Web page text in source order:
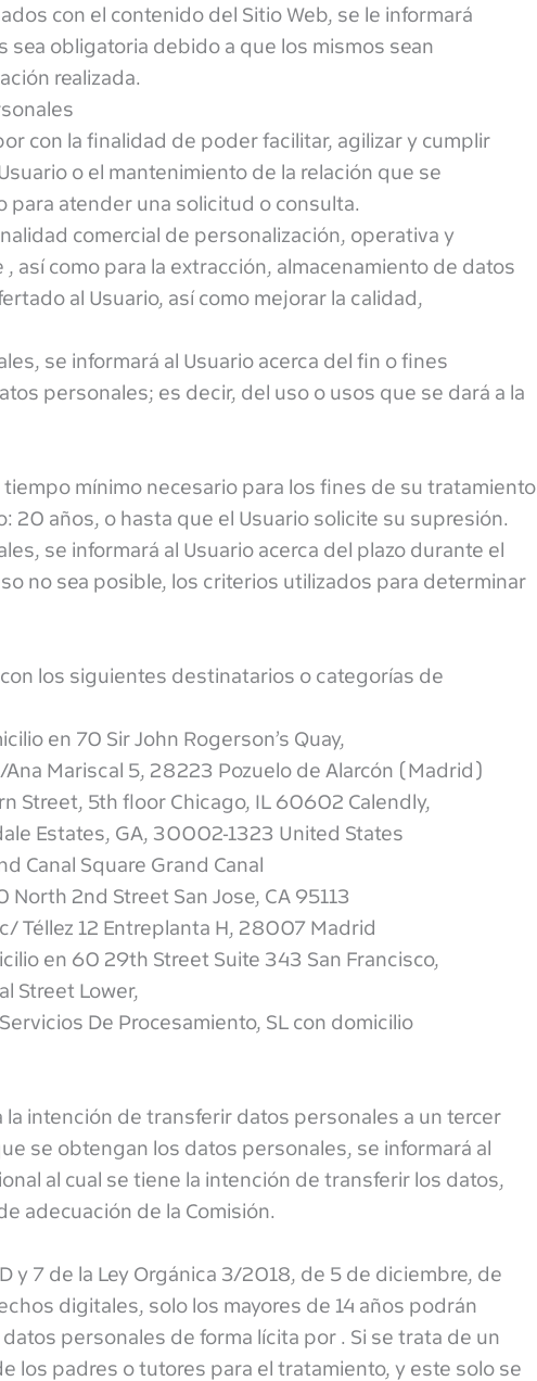
con el contenido del Sitio Web, se le informará
obligatoria debido a que los mismos sean
realizada.
con la finalidad de poder facilitar, agilizar y cumplir
o el mantenimiento de la relación que se
para atender una solicitud o consulta.
comercial de personalización, operativa y
como para la extracción, almacenamiento de datos
al Usuario, así como mejorar la calidad,
se informará al Usuario acerca del fin o fines
personales; es decir, del uso o usos que se dará a la
mínimo necesario para los fines de su tratamiento
20 años, o hasta que el Usuario solicite su supresión.
se informará al Usuario acerca del plazo durante el
no sea posible, los criterios utilizados para determinar
los siguientes destinatarios o categorías de
en 70 Sir John Rogerson’s Quay,
Mariscal 5, 28223 Pozuelo de Alarcón (Madrid)
Street, 5th floor Chicago, IL 60602 Calendly,
Estates, GA, 30002-1323 United States
Canal Square Grand Canal
2nd Street San Jose, CA 95113
Téllez 12 Entreplanta H, 28007 Madrid
en 60 29th Street Suite 343 San Francisco,
Street Lower,
De Procesamiento, SL con domicilio
intención de transferir datos personales a un tercer
se obtengan los datos personales, se informará al
al cual se tiene la intención de transferir los datos,
adecuación de la Comisión.
y 7 de la Ley Orgánica 3/2018, de 5 de diciembre, de
digitales, solo los mayores de 14 años podrán
personales de forma lícita por . Si se trata de un
los padres o tutores para el tratamiento, y este solo se